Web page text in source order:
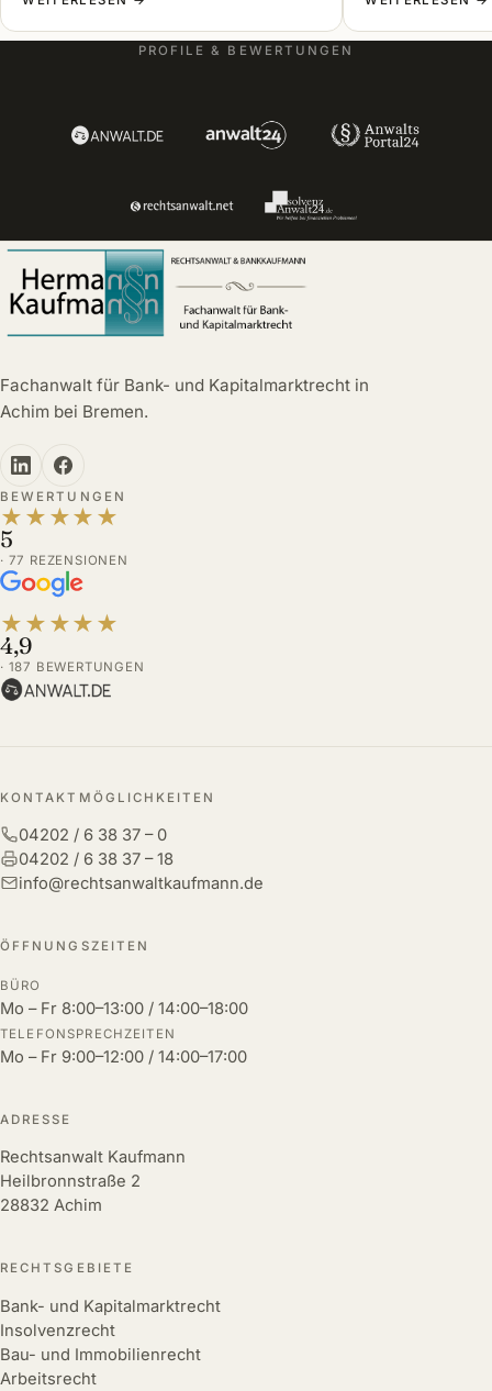
PROFILE & BEWERTUNGEN
Fachanwalt für Bank- und Kapitalmarktrecht in
Achim bei Bremen.
BEWERTUNGEN
★ ★ ★★ ★
5
· 77 REZENSIONEN
★ ★ ★★ ★
4,9
· 187 BEWERTUNGEN
KONTAKTMÖGLICHKEITEN
04202 / 6 38 37 – 0
04202 / 6 38 37 – 18
info@rechtsanwaltkaufmann.de
ÖFFNUNGSZEITEN
BÜRO
Mo – Fr 8:00–13:00 / 14:00–18:00
TELEFONSPRECHZEITEN
Mo – Fr 9:00–12:00 / 14:00–17:00
ADRESSE
Rechtsanwalt Kaufmann
Heilbronnstraße 2
28832 Achim
RECHTSGEBIETE
Bank- und Kapitalmarktrecht
Insolvenzrecht
Bau- und Immobilienrecht
Arbeitsrecht